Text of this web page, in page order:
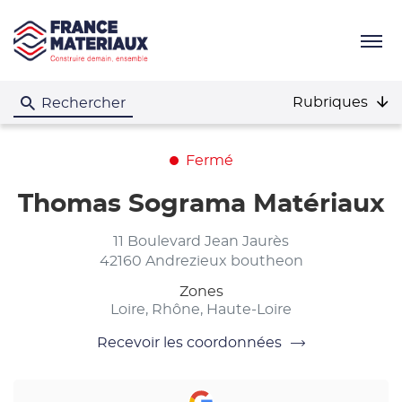
Menu
Rechercher Rubriques
Fermé
Thomas Sograma Matériaux
11 Boulevard Jean Jaurès
42160 Andrezieux boutheon
Zones
Loire, Rhône, Haute-Loire
Recevoir les coordonnées
du